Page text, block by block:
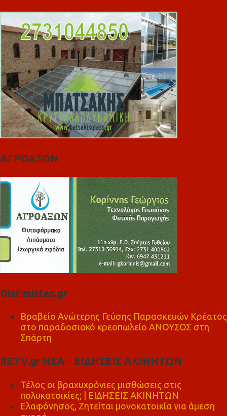
ΑΓΡΟΑΞΩΝ
Diafimistes.gr
Βραβείο Ανώτερης Γεύσης Παρασκευών Κρέατος
στο παραδοσιακό κρεοπωλείο ΑΝΟΥΣΟΣ στη
Σπάρτη
RETV.gr ΝΕΑ - ΕΙΔΗΣΕΙΣ ΑΚΙΝΗΤΩΝ
Τέλος οι βραχυχρόνιες μισθώσεις στις
πολυκατοικίες; | ΕΙΔΗΣΕΙΣ ΑΚΙΝΗΤΩΝ
Ελαφόνησος, Ζητείται μονοκατοικία για άμεση